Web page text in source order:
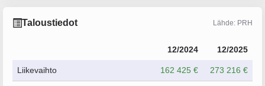
Taloustiedot Lähde: PRH
12/2024 12/2025
Liikevaihto 162 425 € 273 216 €